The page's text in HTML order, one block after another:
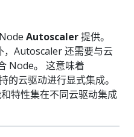
Autoscaler提供。
Autoscaler 还需要与云
Node。 这意味着
云驱动进行显式集成。
特性集在不同云驱动集成